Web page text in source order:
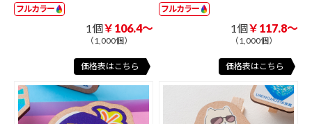
フルカラー
1個￥106.4～
（1,000個）
価格表はこちら
フルカラー
1個￥117.8～
（1,000個）
価格表はこちら